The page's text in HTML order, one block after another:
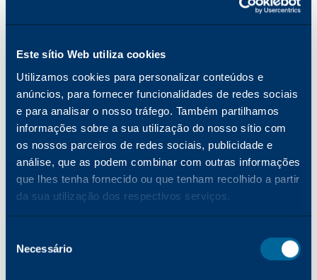
Este sítio Web utiliza cookies
Utilizamos cookies para personalizar conteúdos e
anúncios, para fornecer funcionalidades de redes sociais
e para analisar o nosso tráfego. Também partilhamos
informações sobre a sua utilização do nosso sítio com
os nossos parceiros de redes sociais, publicidade e
análise, que as podem combinar com outras informações
que lhes tenha fornecido ou que tenham recolhido a partir
da sua utilização dos respectivos serviços.
Necessário
A contaminação da lâmpada também pode
reduzir a vida útil da lâmpada. O pó, o óleo das
impressões digitais e outros contaminantes
de uma lâmpada de halogéneo. Estes
contaminantes criam frequentemente "pontos
quentes" - concentrações de energia térmica -
na superfície da lâmpada. Um ponto quente
pode provocar o sobreaquecimento do filamento
de tungsténio, reduzindo a vida útil do filamento
e, consequentemente, da própria lâmpada. Além
disso, os pontos quentes podem levar a um
halogéneo/tungsténio, com o excesso de gás de